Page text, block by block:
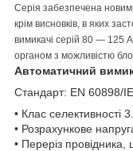
Серія забезпечена
крім висновків, в яких
вимикачі серій 80 ― 125
органом з можливістю
Автоматичний
Стандарт: EN 60898/
• Клас селективності 3.
• Розрахункове
• Переріз